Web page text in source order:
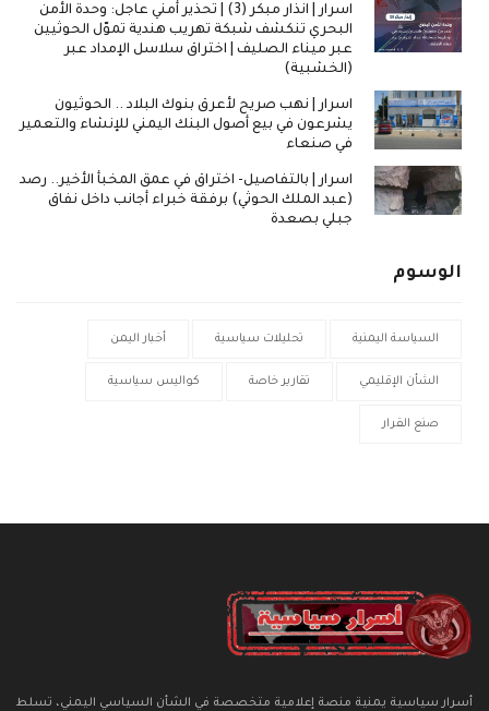
اسرار | انذار مبكر (3) | تحذير أمني عاجل: وحدة الأمن
البحري تنكشف شبكة تهريب هندية تموّل الحوثيين
عبر ميناء الصليف | اختراق سلاسل الإمداد عبر
(الخشبية)
اسرار | نهب صريح لأعرق بنوك البلاد .. الحوثيون
يشرعون في بيع أصول البنك اليمني للإنشاء والتعمير
في صنعاء
اسرار | بالتفاصيل- اختراق في عمق المخبأ الأخير.. رصد
(عبد الملك الحوثي) برفقة خبراء أجانب داخل نفاق
جبلي بصعدة
الوسوم
السياسة اليمنية تحليلات سياسية أخبار اليمن
الشأن الإقليمي تقارير خاصة كواليس سياسية
صنع القرار
أسرار سياسية يمنية منصة إعلامية متخصصة في الشأن السياسي اليمني، تسلط